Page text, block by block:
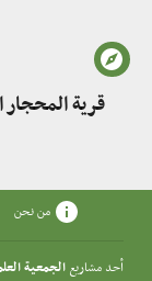
قرية المحجار
من نحن
أحد مشاريع الجمعية